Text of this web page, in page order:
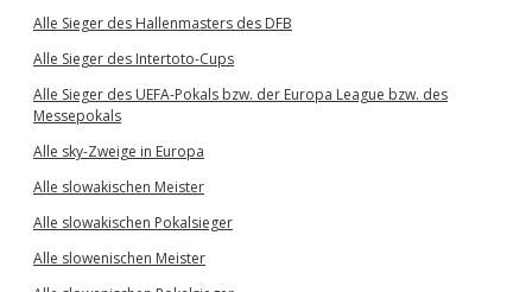
Alle Sieger des Hallenmasters des DFB
Alle Sieger des Intertoto-Cups
Alle Sieger des UEFA-Pokals bzw. der Europa League bzw. des
Messepokals
Alle sky-Zweige in Europa
Alle slowakischen Meister
Alle slowakischen Pokalsieger
Alle slowenischen Meister